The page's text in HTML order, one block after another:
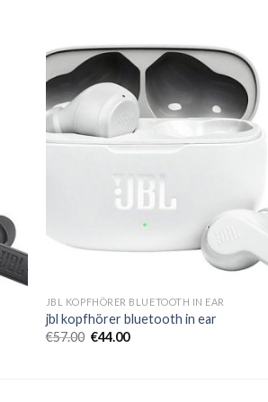
JBL KOPFHÖRER BLUETOOTH IN EAR
jbl kopfhörer bluetooth in ear
€57.00 €44.00